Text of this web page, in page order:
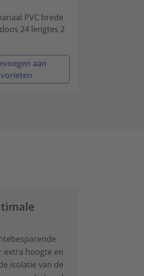
PVC brede
24 lengtes 2
aan
extra hoogte en
isolatie van de